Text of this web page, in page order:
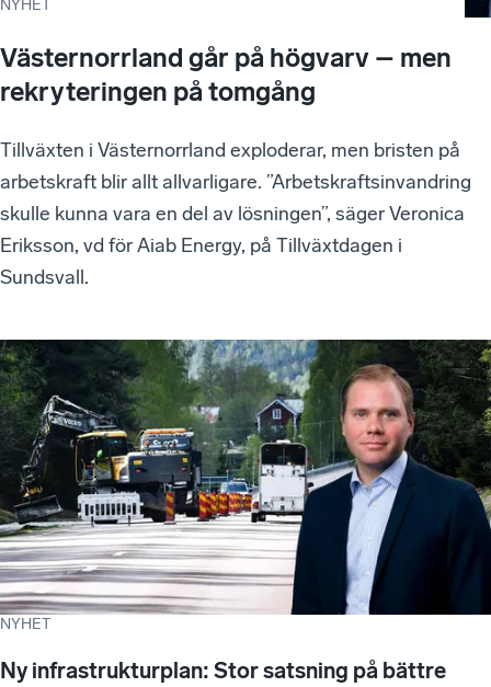
NYHET
Västernorrland går på högvarv – men
rekryteringen på tomgång
Tillväxten i Västernorrland exploderar, men bristen på
arbetskraft blir allt allvarligare. ”Arbetskraftsinvandring
skulle kunna vara en del av lösningen”, säger Veronica
Eriksson, vd för Aiab Energy, på Tillväxtdagen i
Sundsvall.
NYHET
Ny infrastrukturplan: Stor satsning på bättre